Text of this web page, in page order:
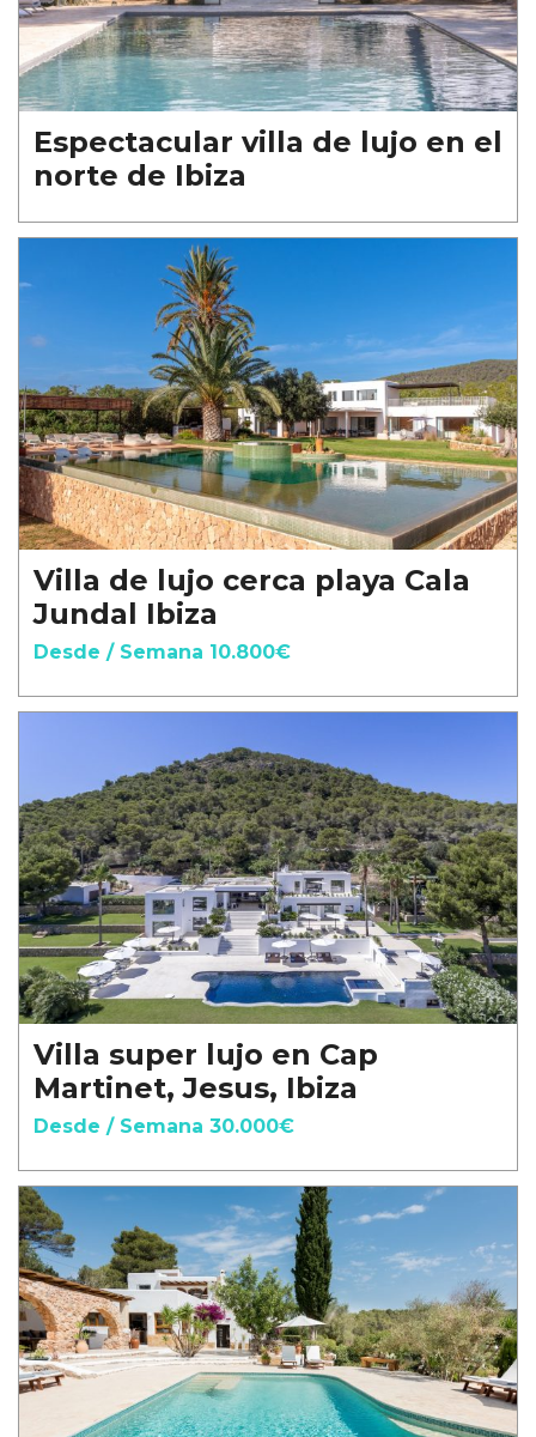
Espectacular villa de lujo en el
norte de Ibiza
Villa de lujo cerca playa Cala
Jundal Ibiza
Desde / Semana 10.800€
Villa super lujo en Cap
Martinet, Jesus, Ibiza
Desde / Semana 30.000€